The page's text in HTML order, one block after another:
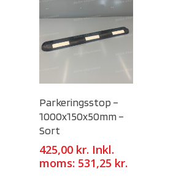
Parkeringsstop –
1000x150x50mm –
Sort
425,00 kr. Inkl.
moms: 531,25 kr.